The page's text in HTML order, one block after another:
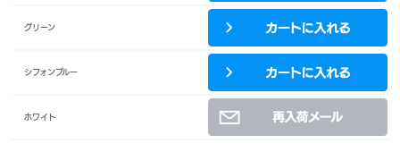
グリーン
シフォンブルー
ホワイト